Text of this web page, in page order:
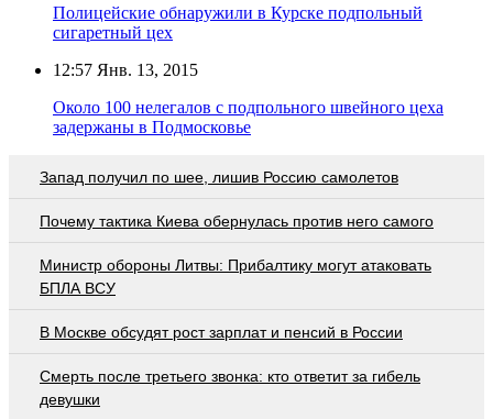
Полицейские обнаружили в Курске подпольный
сигаретный цех
12:57 Янв. 13, 2015
Около 100 нелегалов с подпольного швейного цеха
задержаны в Подмосковье
Запад получил по шее, лишив Россию самолетов
Почему тактика Киева обернулась против него самого
Министр обороны Литвы: Прибалтику могут атаковать
БПЛА ВСУ
В Москве обсудят рост зарплат и пенсий в России
Смерть после третьего звонка: кто ответит за гибель
девушки